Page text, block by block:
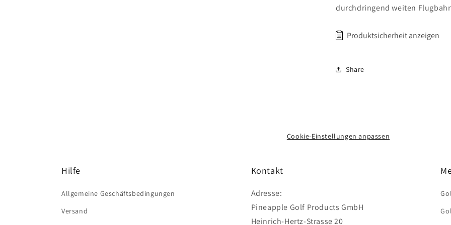
durchdringend weiten
Produktsicherheit anzeigen
Hersteller: True Temper
Share
Cookie-Einstellungen anpassen
Hilfe
Allgemeine Geschäftsbedingungen
Versand
Kontakt
Adresse:
Pineapple Golf Products GmbH
Heinrich-Hertz-Strasse 20